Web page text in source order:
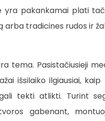
yra pakankamai plati
arba tradicines rudos ir
tema. Pasistačiusieji
išsilaiko ilgiausiai,
tekti atlikti. Turint
gabenant,